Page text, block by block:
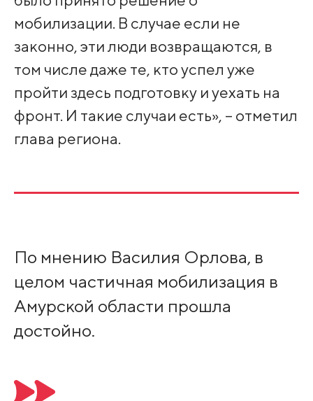
мобилизации. В случае если не
законно, эти люди возвращаются, в
том числе даже те, кто успел уже
пройти здесь подготовку и уехать на
фронт. И такие случаи есть», – отметил
глава региона.
По мнению Василия Орлова, в
целом частичная мобилизация в
Амурской области прошла
достойно.